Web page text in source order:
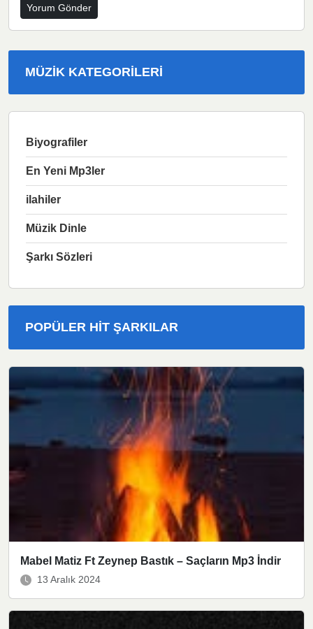
MÜZIK KATEGORILERI
Biyografiler
En Yeni Mp3ler
ilahiler
Müzik Dinle
Şarkı Sözleri
POPÜLER HIT ŞARKILAR
Mabel Matiz Ft Zeynep Bastık – Saçların Mp3 İndir
13 Aralık 2024